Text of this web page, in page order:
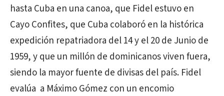
hasta Cuba en una canoa, que Fidel estuvo en
Cayo Confites, que Cuba colaboró en la histórica
expedición repatriadora del 14 y el 20 de Junio de
1959, y que un millón de dominicanos viven fuera,
siendo la mayor fuente de divisas del país. Fidel
evalúa a Máximo Gómez con un encomio